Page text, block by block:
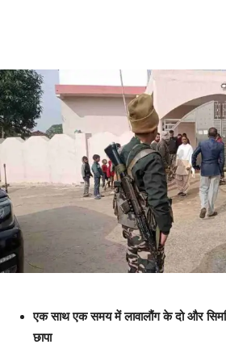
एक साथ एक समय में लावालौंग के दो और
छापा